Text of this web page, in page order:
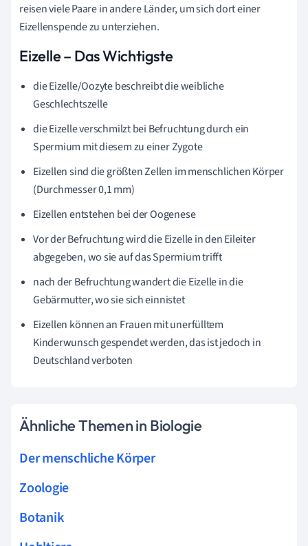
reisen viele Paare in andere Länder, um sich dort einer
Eizellenspende zu unterziehen.
Eizelle – Das Wichtigste
die Eizelle/Oozyte beschreibt die weibliche
Geschlechtszelle
die Eizelle verschmilzt bei Befruchtung durch ein
Spermium mit diesem zu einer Zygote
Eizellen sind die größten Zellen im menschlichen Körper
(Durchmesser 0,1 mm)
Eizellen entstehen bei der Oogenese
Vor der Befruchtung wird die Eizelle in den Eileiter
abgegeben, wo sie auf das Spermium trifft
nach der Befruchtung wandert die Eizelle in die
Gebärmutter, wo sie sich einnistet
Eizellen können an Frauen mit unerfülltem
Kinderwunsch gespendet werden, das ist jedoch in
Deutschland verboten
Ähnliche Themen in Biologie
Der menschliche Körper
Zoologie
Botanik